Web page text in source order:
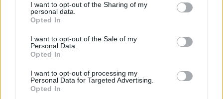
I want to opt-out of the Sharing of my
personal data.
Opted In
I want to opt-out of the Sale of my
Personal Data.
Opted In
I want to opt-out of processing my
Personal Data for Targeted Advertising.
Opted In
Ezek is érdekelhetik
Nicușor Dan a közel 900